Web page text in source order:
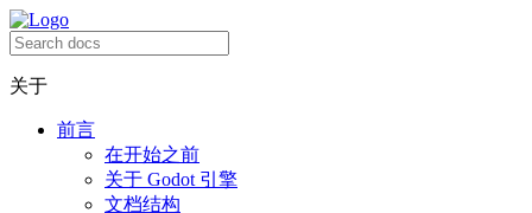
关于
前言
在开始之前
关于 Godot 引擎
文档结构